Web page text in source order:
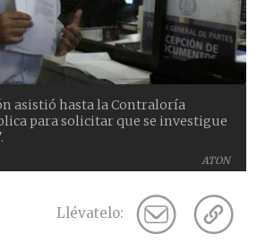
ATON
asistió hasta la Contraloría
para solicitar que se investigue
Llévatelo: